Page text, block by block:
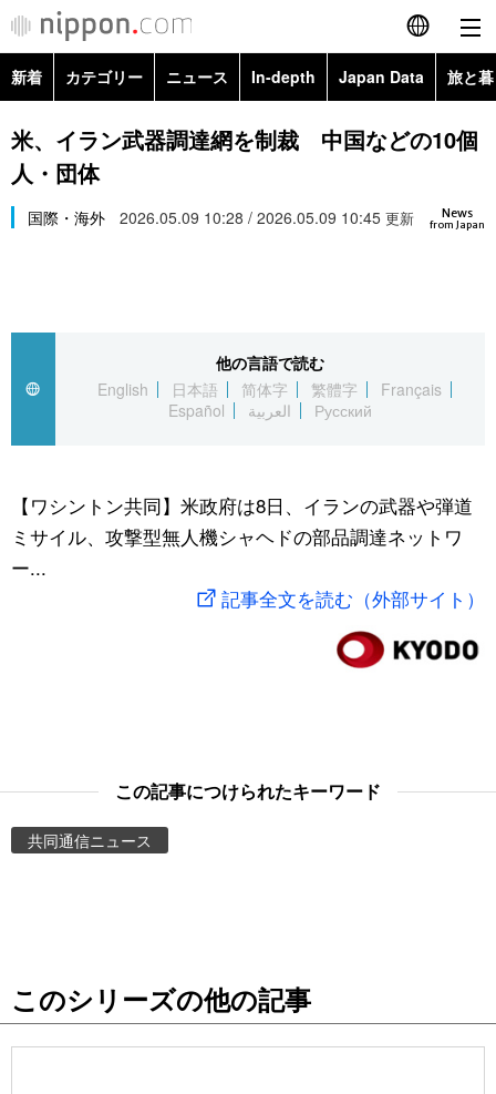
English
简体字
Русский
カテゴリー
経済・ビジネス
国際
文化
トップ
アーカイブ
In-depth
Japan Data
動画/Live
People
新着 カテゴリー ニュース In-depth Japan Data 旅と
政治・外交
経済・ビジネス
スポーツ・東京2020
Topics
米、イラン武器調達網を制裁 中国などの10個
人・団体
News
from Japan
国際・海外 2026.05.09 10:28 / 2026.05.09 10:45 更新
他の言語で読む
English
日本語 简体字 繁體字
Français
Español
العربية Русский
【ワシントン共同】米政府は8日、イランの武器や弾道
ミサイル、攻撃型無人機シャヘドの部品調達ネットワ
ー...
記事全文を読む（外部サイト）
この記事につけられたキーワード
共同通信ニュース
このシリーズの他の記事